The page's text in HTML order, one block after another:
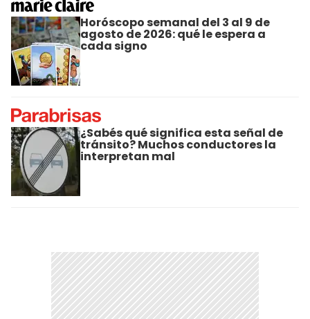
Horóscopo semanal del 3 al 9 de
agosto de 2026: qué le espera a
cada signo
¿Sabés qué significa esta señal de
tránsito? Muchos conductores la
interpretan mal